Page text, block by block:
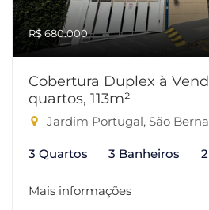
R$ 680.000
Cobertura Duplex à
quartos, 113m²
Jardim Portugal, São
3 Quartos 3 Banheiros
Mais informações